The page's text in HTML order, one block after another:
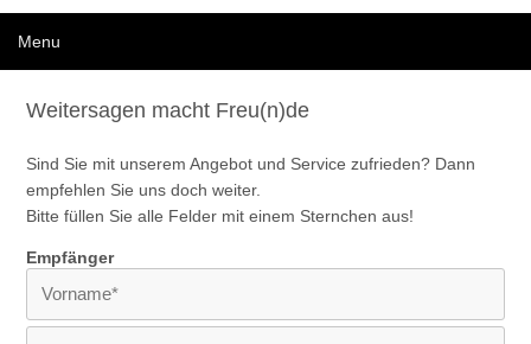
Menu
Weitersagen macht Freu(n)de
Sind Sie mit unserem Angebot und Service zufrieden? Dann
empfehlen Sie uns doch weiter.
Bitte füllen Sie alle Felder mit einem Sternchen aus!
Empfänger